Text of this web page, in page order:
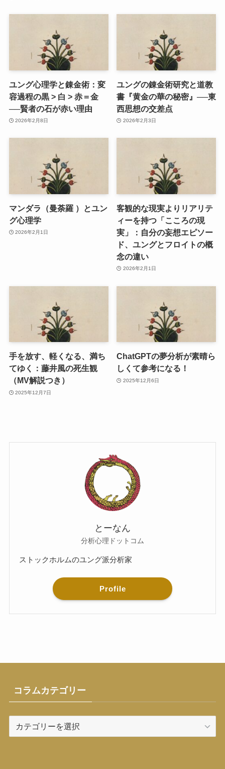
ユング心理学と錬金術：変
容過程の黒 > 白 > 赤＝金
──賢者の石が赤い理由
2026年2月8日
ユングの錬金術研究と道教
書『黄金の華の秘密』──東
西思想の交差点
2026年2月3日
マンダラ（曼荼羅 ）とユン
グ心理学
2026年2月1日
客観的な現実よりリアリテ
ィーを持つ「こころの現
実」：自分の妄想エピソー
ド、ユングとフロイトの概
念の違い
2026年2月1日
手を放す、軽くなる、満ち
てゆく：藤井風の死生観
（MV解説つき）
2025年12月7日
ChatGPTの夢分析が素晴ら
しくて参考になる！
2025年12月6日
とーなん
分析心理ドットコム
ストックホルムのユング派分析家
Profile
コラムカテゴリー